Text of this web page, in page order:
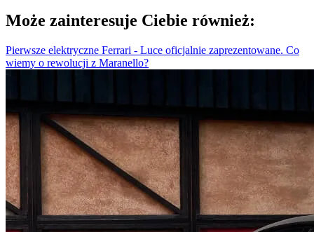
Może zainteresuje Ciebie również:
Pierwsze elektryczne Ferrari - Luce oficjalnie zaprezentowane. Co
wiemy o rewolucji z Maranello?